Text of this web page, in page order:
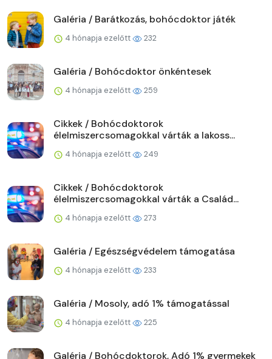
Galéria / Barátkozás, bohócdoktor játék
4 hónapja ezelőtt 232
Galéria / Bohócdoktor önkéntesek
4 hónapja ezelőtt 259
Cikkek / Bohócdoktorok
élelmiszercsomagokkal várták a lakoss...
4 hónapja ezelőtt 249
Cikkek / Bohócdoktorok
élelmiszercsomagokkal várták a Család...
4 hónapja ezelőtt 273
Galéria / Egészségvédelem támogatása
4 hónapja ezelőtt 233
Galéria / Mosoly, adó 1% támogatással
4 hónapja ezelőtt 225
Galéria / Bohócdoktorok, Adó 1% gyermekek